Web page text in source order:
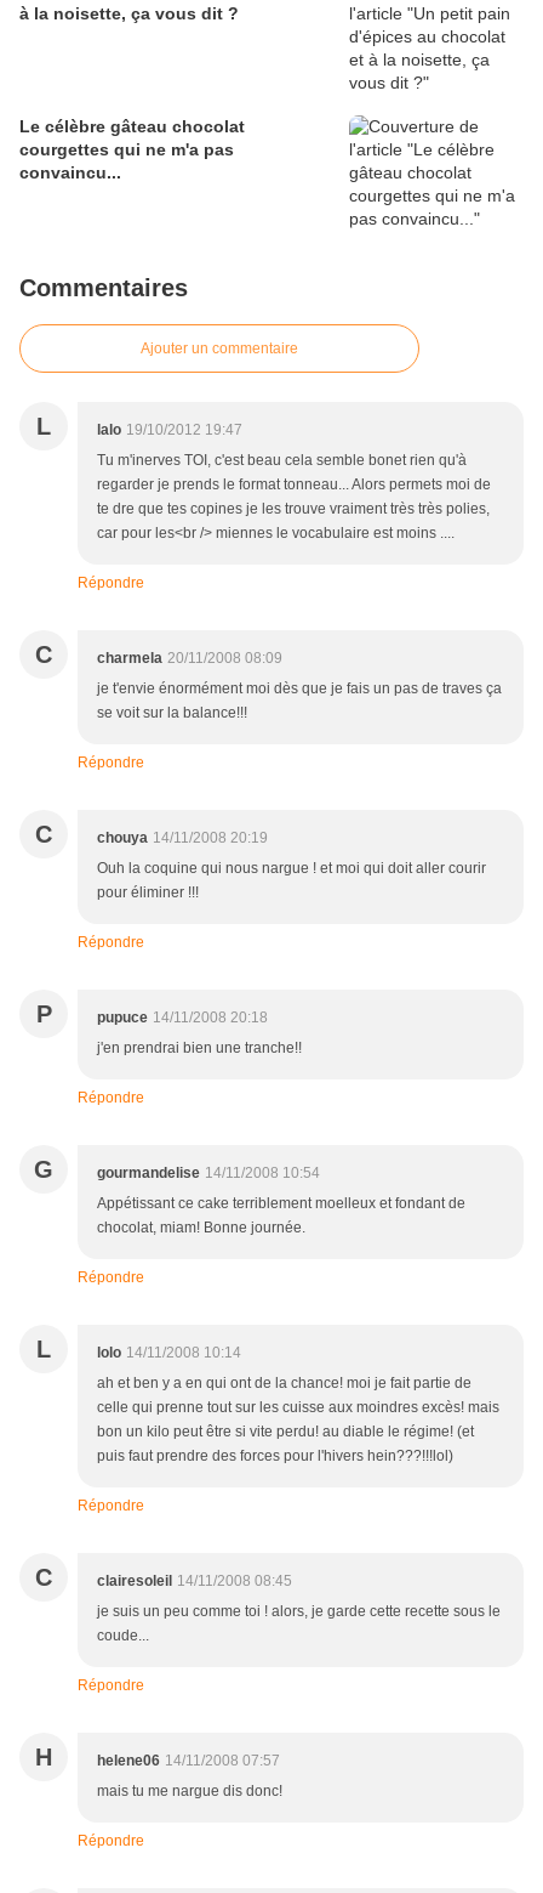
à la noisette, ça vous dit ?
Le célèbre gâteau chocolat
courgettes qui ne m'a pas
convaincu...
Commentaires
Ajouter un commentaire
L lalo 19/10/2012 19:47
Tu m'inerves TOI, c'est beau cela semble bonet rien qu'à
regarder je prends le format tonneau... Alors permets moi de
te dre que tes copines je les trouve vraiment très très polies,
car pour les<br /> miennes le vocabulaire est moins ....
Répondre
C charmela 20/11/2008 08:09
je t'envie énormément moi dès que je fais un pas de traves ça
se voit sur la balance!!!
Répondre
C chouya 14/11/2008 20:19
Ouh la coquine qui nous nargue ! et moi qui doit aller courir
pour éliminer !!!
Répondre
P pupuce 14/11/2008 20:18
j'en prendrai bien une tranche!!
Répondre
G gourmandelise 14/11/2008 10:54
Appétissant ce cake terriblement moelleux et fondant de
chocolat, miam! Bonne journée.
Répondre
L lolo 14/11/2008 10:14
ah et ben y a en qui ont de la chance! moi je fait partie de
celle qui prenne tout sur les cuisse aux moindres excès! mais
bon un kilo peut être si vite perdu! au diable le régime! (et
puis faut prendre des forces pour l'hivers hein???!!!lol)
Répondre
C clairesoleil 14/11/2008 08:45
je suis un peu comme toi ! alors, je garde cette recette sous le
coude...
Répondre
H helene06 14/11/2008 07:57
mais tu me nargue dis donc!
Répondre